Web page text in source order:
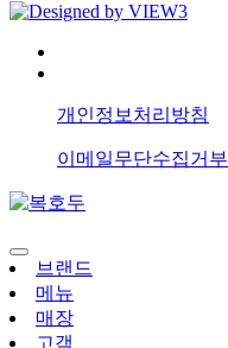
개인정보처리방침
이메일무단수집거부
브랜드
메뉴
매장
고객